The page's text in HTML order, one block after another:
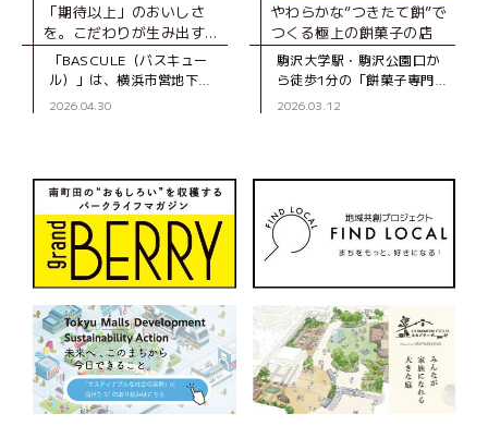
「期待以上」のおいしさ
を。こだわりが生み出す、
とびきりのスイーツ
「BASCULE（バスキュー
ル）」は、横浜市営地下
鉄・センター南駅から徒歩3
藤さんは、自
2026.04.30
やわらかな“つきたて餅”で
つくる極上の餅菓子の店
駒沢大学駅・駒沢公園口か
ら徒歩1分の「餅菓子専門
KIKYOYA ORII（キキョウ
2026.03.12